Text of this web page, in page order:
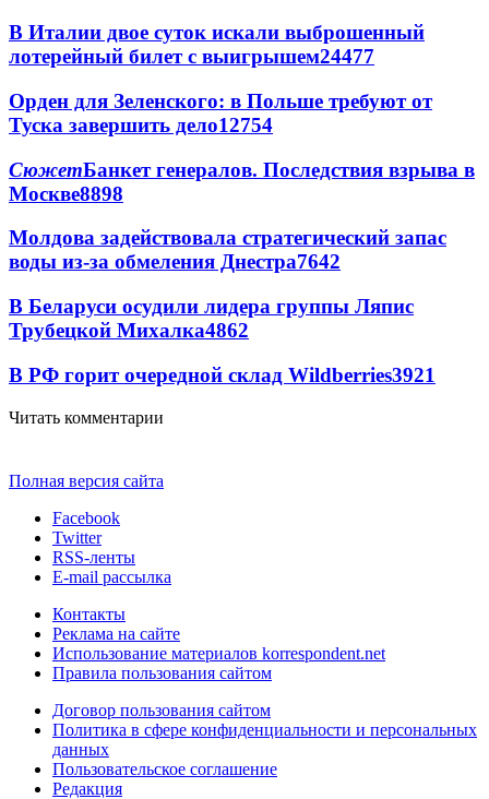
В Италии двое суток искали выброшенный
лотерейный билет с выигрышем24477
Орден для Зеленского: в Польше требуют от
Туска завершить дело12754
СюжетБанкет генералов. Последствия взрыва в
Москве8898
Молдова задействовала стратегический запас
воды из-за обмеления Днестра7642
В Беларуси осудили лидера группы Ляпис
Трубецкой Михалка4862
В РФ горит очередной склад Wildberries3921
Читать комментарии
Полная версия сайта
Facebook
Twitter
RSS-ленты
E-mail рассылка
Контакты
Реклама на сайте
Использование материалов korrespondent.net
Правила пользования сайтом
Договор пользования сайтом
Политика в сфере конфиденциальности и персональных
данных
Пользовательское соглашение
Редакция